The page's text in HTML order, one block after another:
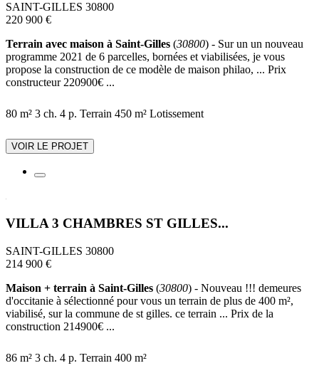
SAINT-GILLES 30800
220 900 €
Terrain avec maison à Saint-Gilles (30800) - Sur un un nouveau
programme 2021 de 6 parcelles, bornées et viabilisées, je vous
propose la construction de ce modèle de maison philao, ... Prix
constructeur 220900€ ...
80 m² 3 ch. 4 p. Terrain 450 m² Lotissement
VOIR LE PROJET
VILLA 3 CHAMBRES ST GILLES...
SAINT-GILLES 30800
214 900 €
Maison + terrain à Saint-Gilles (30800) - Nouveau !!! demeures
d'occitanie à sélectionné pour vous un terrain de plus de 400 m²,
viabilisé, sur la commune de st gilles. ce terrain ... Prix de la
construction 214900€ ...
86 m² 3 ch. 4 p. Terrain 400 m²